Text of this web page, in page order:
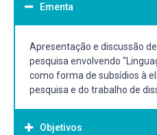
Ementa
Apresentação e discussão
pesquisa envolvendo
como forma de subsídios à
pesquisa e do trabalho de
Objetivos